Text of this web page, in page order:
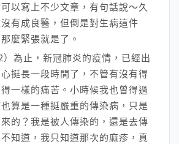
以寫上不少文章，有句話說～久
有成良醫，但倒是對生病這件
麼緊張就是了。
）為止，新冠肺炎的疫情，已經出
挺長一段時間了，不管有沒有得
一樣的痛苦。小時候我也曾得過
算是一種挺嚴重的傳染病，只是
的？我是被人傳染的，還是去傳
知道，我只知道那次的麻疹，真